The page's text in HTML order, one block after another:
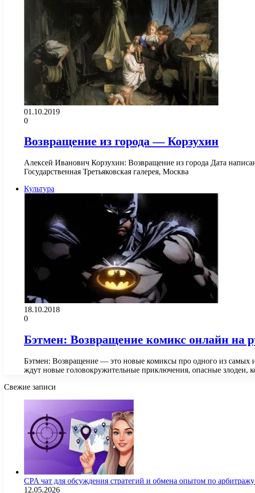
01.10.2019
0
Возвращение из города — Корзухин
Алексей Иванович Корзухин: Возвращение из города Дата
Государственная Третьяковская галерея, Москва
Культура
18.10.2018
0
Бэтмен: Возвращение комикс онлайн на
Бэтмен: Возвращение — это новые комиксы про одного из самых
ждут новые головокружительные приключения, опасные злодеи,
Свежие записи
CPA чат для обсуждения стратегий и обмена опытом по
12.05.2026